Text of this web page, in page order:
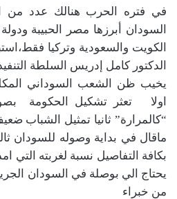
في فتره الحرب هنالك عدد من
السودان أبرزها مصر الحبيبة
الكويت والسعودية وتركيا
الدكتور كامل إدريس السلطة
يخيب ظن الشعب السوداني
اولا تعثر تشكيل الحكومة
“كالمرارة” ثانيا تمثيل
ماقال في بداية وصوله للسودان
بكافة التفاصيل نسبة لغربته التي
يحتاج الي بوصلة في السودان
من خبراء